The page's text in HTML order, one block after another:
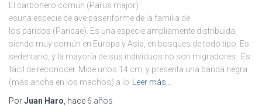
El carbonero común (Parus major)
esuna especie de ave paseriforme de la familia de
los páridos (Paridae). Es una especie ampliamente distribuida,
siendo muy común en Europa y Asia, en bosques de todo tipo. Es
sedentario, y la mayoría de sus individuos no son migradores. Es
fácil de reconocer. Mide unos 14 cm, y presenta una banda negra
(más ancha en los machos) a lo
Leer más…
PorJuan Haro , hace 6 años